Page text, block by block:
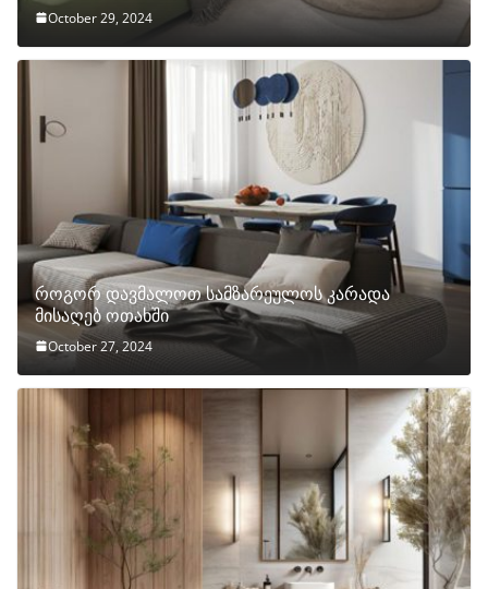
October 29, 2024
როგორ დავმალოთ სამზარეულოს კარადა
მისაღებ ოთახში
October 27, 2024